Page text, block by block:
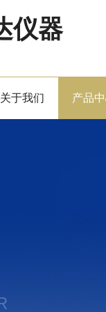
仪器
关于我们 产品